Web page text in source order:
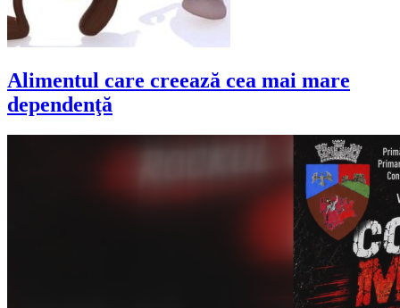
Alimentul care creează cea mai mare
dependenţă